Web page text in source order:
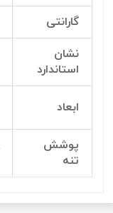
گارانتی
نشان
استاندارد
ابعاد
پوشش
تنه